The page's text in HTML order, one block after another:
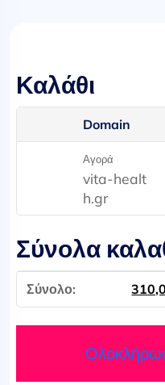
Καλάθι
Domain
Αγορά
vita-healt
h.gr
Σύνολα